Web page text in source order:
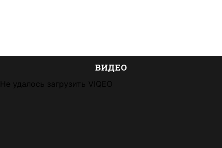
ВИДЕО
Не удалось загрузить VIQEO